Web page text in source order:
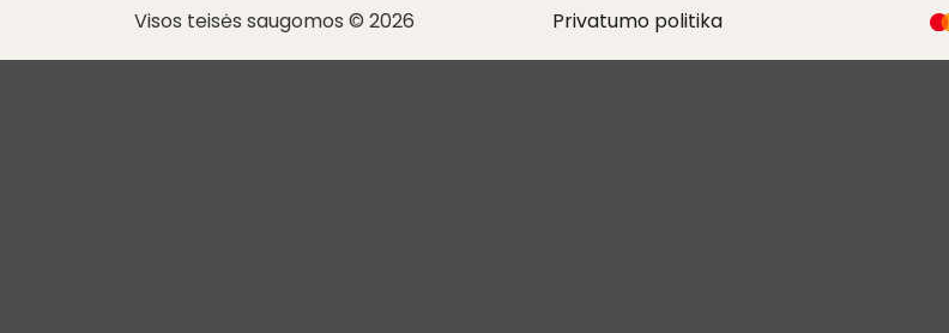
Visos teisės saugomos © 2026 Privatumo politika